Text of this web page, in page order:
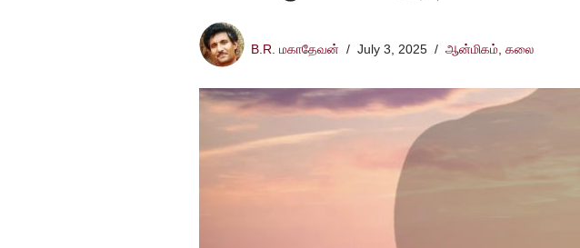
B.R. மகாதேவன் July 3, 2025 ஆன்மிகம், கலை